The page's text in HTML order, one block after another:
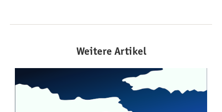
Weitere Artikel